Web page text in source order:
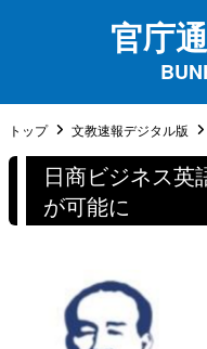
官庁
トップ 文教速報デジタル版
日商ビジネス英
が可能に